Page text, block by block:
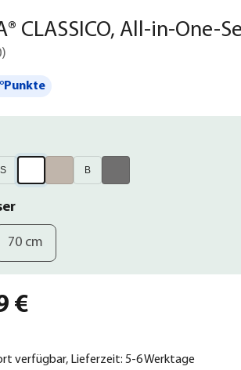
CLASSICO, All-in-One-
)
S B
70 cm
€
verfügbar, Lieferzeit: 5-6 Werktage